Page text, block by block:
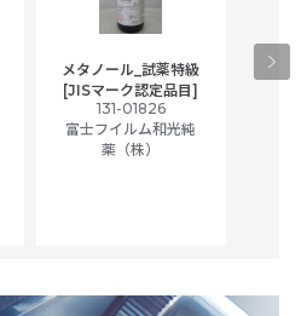
メタノール_試薬特級
[JISマーク認定品目]
131-01826
富士フイルム和光純
薬（株）
ア